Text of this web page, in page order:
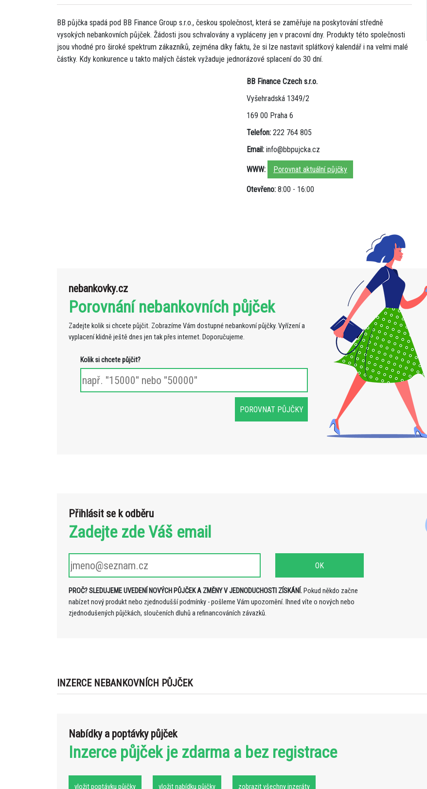
BB půjčka spadá pod BB Finance Group s.r.o., českou společnost, která se zaměřuje na poskytování středně
vysokých nebankovních půjček. Žádosti jsou schvalovány a vypláceny jen v pracovní dny. Produkty této společnosti
jsou vhodné pro široké spektrum zákazníků, zejména díky faktu, že si lze nastavit splátkový kalendář i na velmi malé
částky. Kdy konkurence u takto malých částek vyžaduje jednorázové splacení do 30 dní.
BB Finance Czech s.r.o.
Vyšehradská 1349/2
169 00 Praha 6
Telefon: 222 764 805
Email: info@bbpujcka.cz
WWW: Porovnat aktuální půjčky
Otevřeno: 8:00 - 16:00
nebankovky.cz
Porovnání nebankovních půjček
Zadejte kolik si chcete půjčit. Zobrazíme Vám dostupné nebankovní půjčky. Vyřízení a
vyplacení klidně ještě dnes jen tak přes internet. Doporučujeme.
Kolik si chcete půjčit?
Přihlásit se k odběru
Zadejte zde Váš email
PROČ? SLEDUJEME UVEDENÍ NOVÝCH PŮJČEK A ZMĚNY V JEDNODUCHOSTI ZÍSKÁNÍ. Pokud někdo začne
nabízet nový produkt nebo zjednodušší podmínky - pošleme Vám upozornění. Ihned víte o nových nebo
zjednodušených půjčkách, sloučeních dluhů a refinancováních závazků.
INZERCE NEBANKOVNÍCH PŮJČEK
Nabídky a poptávky půjček
Inzerce půjček je zdarma a bez registrace
vložit poptávku půjčky vložit nabídku půjčky zobrazit všechny inzeráty